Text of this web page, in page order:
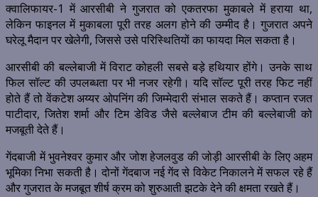
क्वालिफायर-1 में आरसीबी ने गुजरात को एकतरफा मुकाबले में हराया था,
लेकिन फाइनल में मुकाबला पूरी तरह अलग होने की उम्मीद है। गुजरात अपने
घरेलू मैदान पर खेलेगी, जिससे उसे परिस्थितियों का फायदा मिल सकता है।
आरसीबी की बल्लेबाजी में विराट कोहली सबसे बड़े हथियार होंगे। उनके साथ
फिल सॉल्ट की उपलब्धता पर भी नजर रहेगी। यदि सॉल्ट पूरी तरह फिट नहीं
होते हैं तो वेंकटेश अय्यर ओपनिंग की जिम्मेदारी संभाल सकते हैं। कप्तान रजत
पाटीदार, जितेश शर्मा और टिम डेविड जैसे बल्लेबाज टीम की बल्लेबाजी को
मजबूती देते हैं।
गेंदबाजी में भुवनेश्वर कुमार और जोश हेजलवुड की जोड़ी आरसीबी के लिए अहम
भूमिका निभा सकती है। दोनों गेंदबाज नई गेंद से विकेट निकालने में सफल रहे हैं
और गुजरात के मजबूत शीर्ष क्रम को शुरुआती झटके देने की क्षमता रखते हैं।